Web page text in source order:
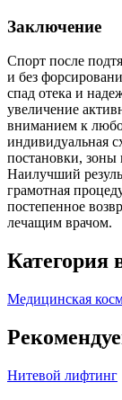
Заключение
Спорт после
и без
спад отека и
увеличение
вниманием к
индивидуальная
постановки, зоны
Наилучший
грамотная
постепенное
лечащим врачом.
Категория
Медицинская
Нитевой лифтинг